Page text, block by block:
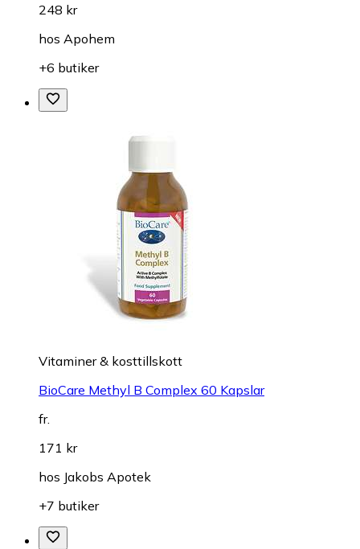
248 kr
hos Apohem
+6 butiker
Vitaminer & kosttillskott
BioCare Methyl B Complex 60 Kapslar
fr.
171 kr
hos Jakobs Apotek
+7 butiker